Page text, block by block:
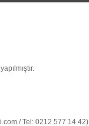
/ Tel: 0212 577 14 42)